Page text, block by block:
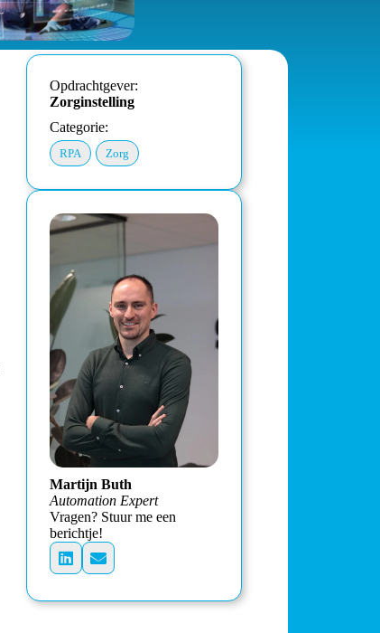
Opdrachtgever:
Zorginstelling
Categorie:
RPA Zorg
Martijn Buth
Automation Expert
Vragen? Stuur me een
berichtje!